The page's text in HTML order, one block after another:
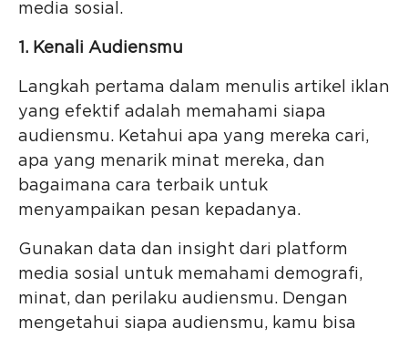
media sosial.
1. Kenali Audiensmu
Langkah pertama dalam menulis artikel iklan
yang efektif adalah memahami siapa
audiensmu. Ketahui apa yang mereka cari,
apa yang menarik minat mereka, dan
bagaimana cara terbaik untuk
menyampaikan pesan kepadanya.
Gunakan data dan insight dari platform
media sosial untuk memahami demografi,
minat, dan perilaku audiensmu. Dengan
mengetahui siapa audiensmu, kamu bisa